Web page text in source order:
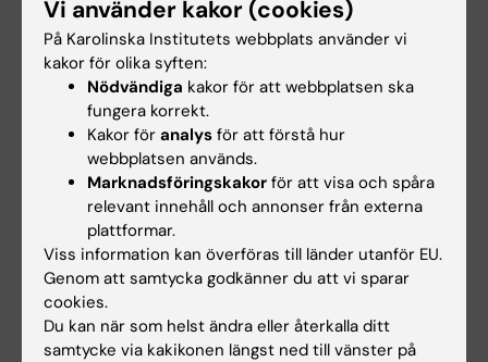
2 feb 2026
Ny leverantör för
grafisk formgivning
Från och med 16 februari kan
kommunikationsbyrån
Ord&Bild…
8 dec 2025
Angående PeproTech
Ny beställningsväg för
inom ramavtal med…
Vi använder kakor (cookies)
På Karolinska Institutets webbplats använder vi
kakor för olika syften:
Nödvändiga kakor för att webbplatsen ska
fungera korrekt.
Kakor för analys för att förstå hur
webbplatsen används.
Marknadsföringskakor för att visa och spåra
relevant innehåll och annonser från externa
plattformar.
Viss information kan överföras till länder utanför EU.
Genom att samtycka godkänner du att vi sparar
cookies.
Du kan när som helst ändra eller återkalla ditt
samtycke via kakikonen längst ned till vänster på